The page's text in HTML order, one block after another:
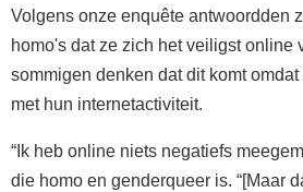
Volgens onze enquête antwoordden
homo's dat ze zich het veiligst online
sommigen denken dat dit komt
met hun internetactiviteit.
“Ik heb online niets negatiefs
die homo en genderqueer is. “[Maar